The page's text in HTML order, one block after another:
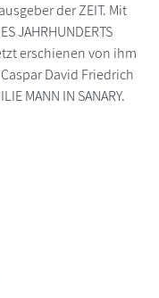
der ZEIT. Mit
JAHRHUNDERTS
erschienen von ihm
David Friedrich
MANN IN SANARY.